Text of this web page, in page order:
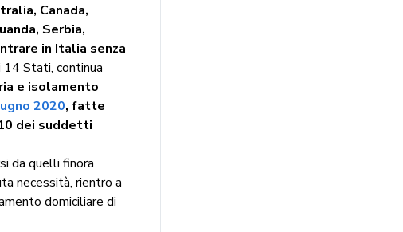
Canada,
Serbia,
in Italia senza
Stati, continua
e isolamento
2020, fatte
dei suddetti
da quelli finora
necessità, rientro a
domiciliare di